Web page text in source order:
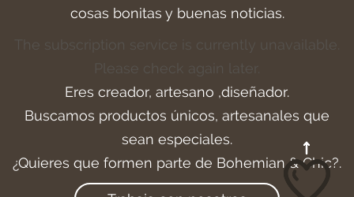
cosas bonitas y buenas noticias.
The subscription service is currently unavailable.
Please check again later.
Eres creador, artesano ,diseñador.
Buscamos productos únicos, artesanales que
sean especiales.
¿Quieres que formen parte de Bohemian & Chic?.